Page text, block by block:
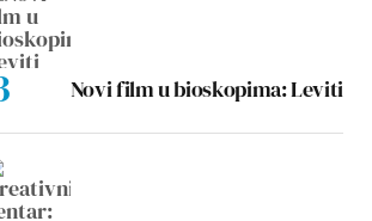
Novi film u bioskopima: Leviti